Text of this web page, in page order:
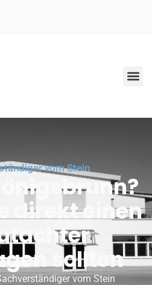
vom Stein
direkt einen
sollten
vom Stein